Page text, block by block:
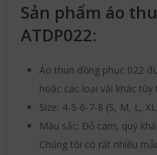
Sản phẩm áo
ATDP022:
Áo thun đồng phục 022
hoặc các loại vải khác
Size: 4-5-6-7-8 (S, M, L,
Màu sắc: Đỏ cam, quý
Chúng tôi có rất nhiều